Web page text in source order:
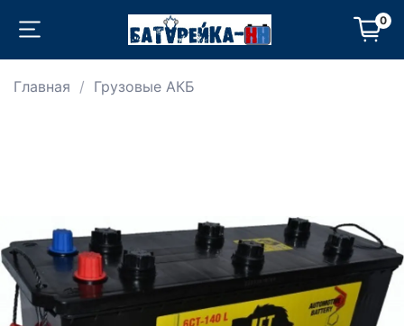
0
Главная Грузовые АКБ